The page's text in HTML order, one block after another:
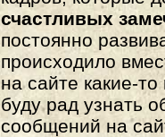
счастливых
постоянно
происходило
на сайте какие-
буду рад узнать
сообщений на